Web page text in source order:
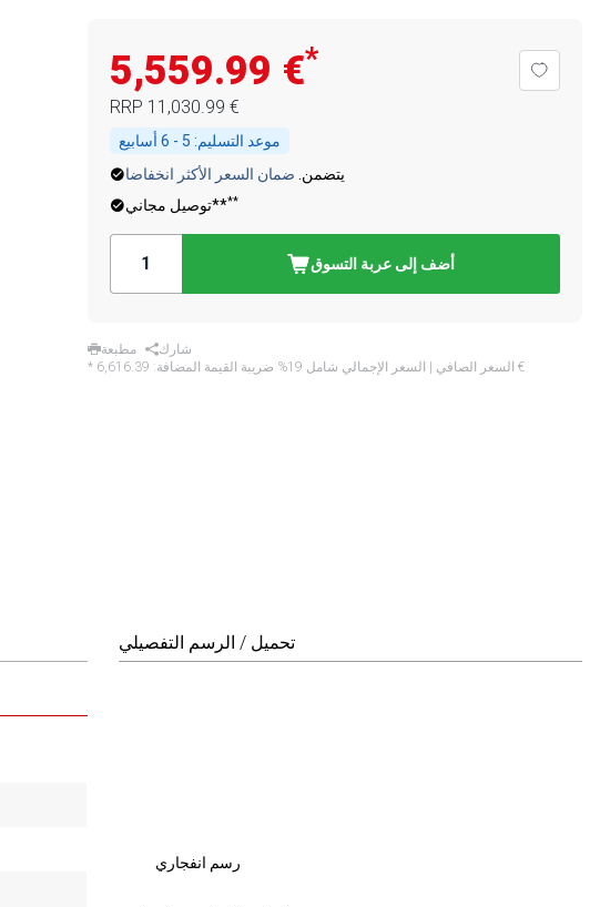
‏5,559.99 €*
RRP ‏11,030.99 €
موعد التسليم:
يتضمن. ضمان السعر الأكثر انخفاضا
توصيل مجاني****
أضف إلى عربة التسوق
مطبعة
شارك
* السعر الصافي | السعر الإجمالي شامل 19% ضريبة القيمة المضافة: ‏6,616.39 €
تحميل / الرسم التفصيلي
رسم انفجاري